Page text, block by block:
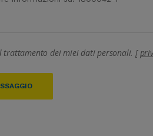
trattamento dei miei dati personali. [